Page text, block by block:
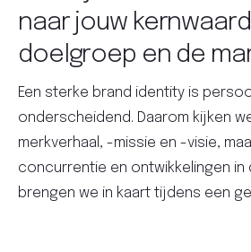
naar jouw
doelgroep en de
Een sterke brand identity is
onderscheidend. Daarom kijken
merkverhaal, -missie en -visie,
concurrentie en ontwikkelingen in
brengen we in kaart tijdens een